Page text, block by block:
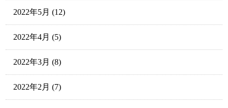
2022年5月 (12)
2022年4月 (5)
2022年3月 (8)
2022年2月 (7)